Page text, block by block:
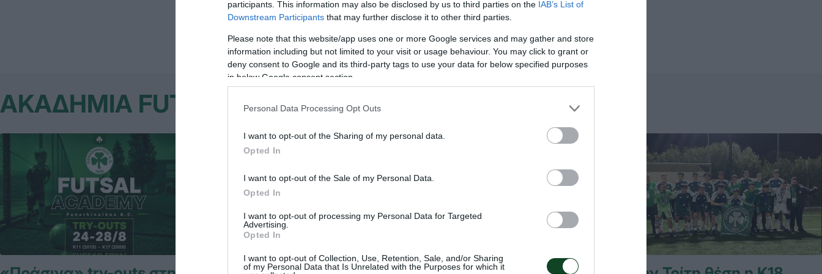
participants. This information may also be disclosed by us to third parties on the IAB’s List of
Downstream Participants that may further disclose it to other third parties.
Please note that this website/app uses one or more Google services and may gather and store
information including but not limited to your visit or usage behaviour. You may click to grant or
deny consent to Google and its third-party tags to use your data for below specified purposes
in below Google consent section.
Personal Data Processing Opt Outs
I want to opt-out of the Sharing of my personal data.
Opted In
I want to opt-out of the Sale of my Personal Data.
Opted In
I want to opt-out of processing my Personal Data for Targeted
Advertising.
Opted In
I want to opt-out of Collection, Use, Retention, Sale, and/or Sharing
of my Personal Data that Is Unrelated with the Purposes for which it
Αγίας Παρασκευής
ΑΚΑΔΗΜΙΑ FUTSAL ΑΝΔΡΩΝ